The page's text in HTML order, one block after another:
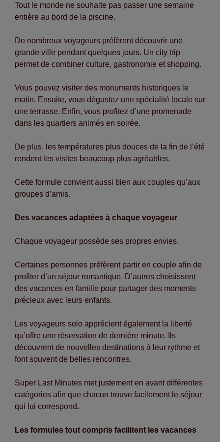
Tout le monde ne souhaite pas passer une semaine
entière au bord de la piscine.
De nombreux voyageurs préfèrent découvrir une
grande ville pendant quelques jours. Un city trip
permet de combiner culture, gastronomie et shopping.
Vous pouvez visiter des monuments historiques le
matin. Ensuite, vous dégustez une spécialité locale sur
une terrasse. Enfin, vous profitez d’une promenade
dans les quartiers animés en soirée.
De plus, les températures plus douces de la fin de l’été
rendent les visites beaucoup plus agréables.
Cette formule convient aussi bien aux couples qu’aux
groupes d’amis.
Des vacances adaptées à chaque voyageur
Chaque voyageur possède ses propres envies.
Certaines personnes préfèrent partir en couple afin de
profiter d’un séjour romantique. D’autres choisissent
des vacances en famille pour partager des moments
précieux avec leurs enfants.
Les voyageurs solo apprécient également la liberté
qu’offre une réservation de dernière minute. Ils
découvrent de nouvelles destinations à leur rythme et
font souvent de belles rencontres.
Super Last Minutes met justement en avant différentes
catégories afin que chacun trouve facilement le séjour
qui lui correspond.
Les formules tout compris facilitent les vacances